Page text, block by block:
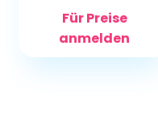
Für Preise
anmelden